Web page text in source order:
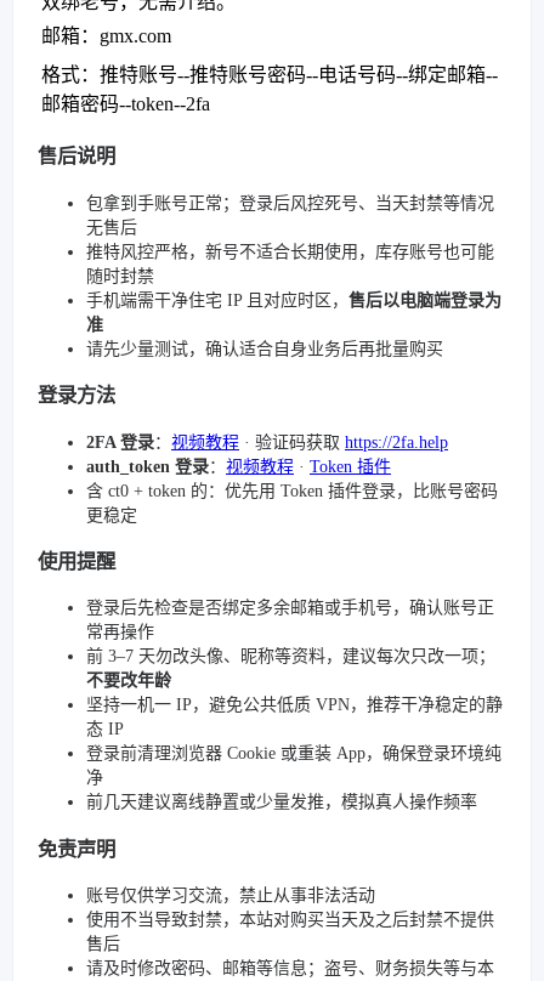
邮箱：gmx.com
格式：推特账号--推特账号密码--电话号码--绑定邮箱--
邮箱密码--token--2fa
售后说明
包拿到手账号正常；登录后风控死号、当天封禁等情况
无售后
推特风控严格，新号不适合长期使用，库存账号也可能
随时封禁
手机端需干净住宅 IP 且对应时区， 售后以电脑端登录为
准
请先少量测试，确认适合自身业务后再批量购买
登录方法
2FA 登录： 视频教程 · 验证码获取 https://2fa.help
auth_token 登录： 视频教程 · Token 插件
含 ct0 + token 的：优先用 Token 插件登录，比账号密码
更稳定
使用提醒
登录后先检查是否绑定多余邮箱或手机号，确认账号正
常再操作
前 3–7 天勿改头像、昵称等资料，建议每次只改一项；
不要改年龄
坚持一机一 IP，避免公共低质 VPN，推荐干净稳定的静
态 IP
登录前清理浏览器 Cookie 或重装 App，确保登录环境纯
净
前几天建议离线静置或少量发推，模拟真人操作频率
免责声明
账号仅供学习交流，禁止从事非法活动
使用不当导致封禁，本站对购买当天及之后封禁不提供
售后
请及时修改密码、邮箱等信息；盗号、财务损失等与本